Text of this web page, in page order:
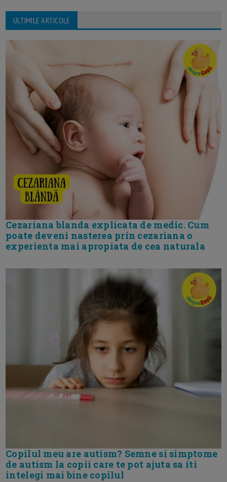
ULTIMILE ARTICOLE
Cezariana blanda explicata de medic. Cum
poate deveni nasterea prin cezariana o
experienta mai apropiata de cea naturala
Copilul meu are autism? Semne si simptome
de autism la copii care te pot ajuta sa iti
intelegi mai bine copilul